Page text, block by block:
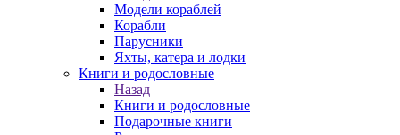
Модели кораблей
Корабли
Парусники
Яхты, катера и лодки
Книги и родословные
Назад
Книги и родословные
Подарочные книги